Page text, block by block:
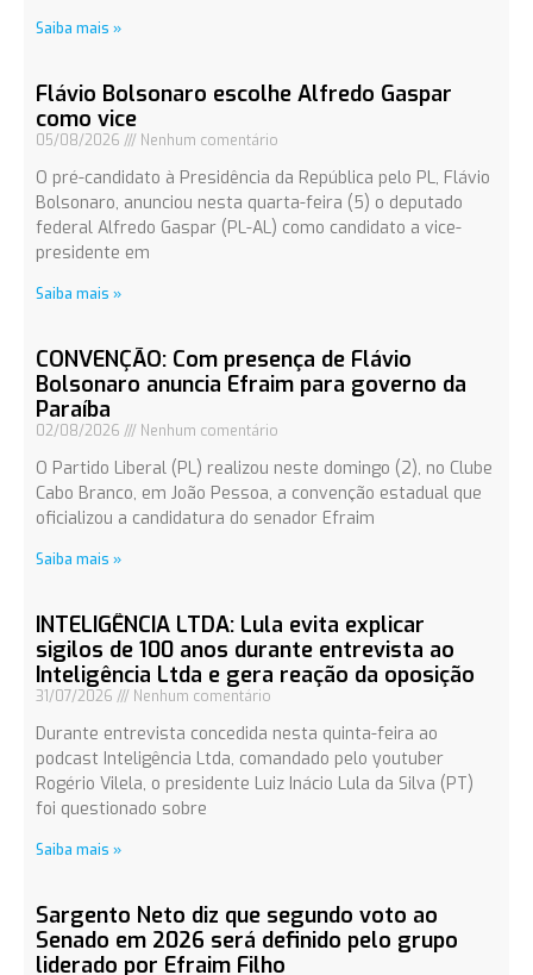
Saiba mais »
Flávio Bolsonaro escolhe Alfredo Gaspar
como vice
05/08/2026 Nenhum comentário
O pré-candidato à Presidência da República pelo PL, Flávio
Bolsonaro, anunciou nesta quarta-feira (5) o deputado
federal Alfredo Gaspar (PL-AL) como candidato a vice-
presidente em
Saiba mais »
CONVENÇÃO: Com presença de Flávio
Bolsonaro anuncia Efraim para governo da
Paraíba
02/08/2026 Nenhum comentário
O Partido Liberal (PL) realizou neste domingo (2), no Clube
Cabo Branco, em João Pessoa, a convenção estadual que
oficializou a candidatura do senador Efraim
Saiba mais »
INTELIGÊNCIA LTDA: Lula evita explicar
sigilos de 100 anos durante entrevista ao
Inteligência Ltda e gera reação da oposição
31/07/2026 Nenhum comentário
Durante entrevista concedida nesta quinta-feira ao
podcast Inteligência Ltda, comandado pelo youtuber
Rogério Vilela, o presidente Luiz Inácio Lula da Silva (PT)
foi questionado sobre
Saiba mais »
Sargento Neto diz que segundo voto ao
Senado em 2026 será definido pelo grupo
liderado por Efraim Filho